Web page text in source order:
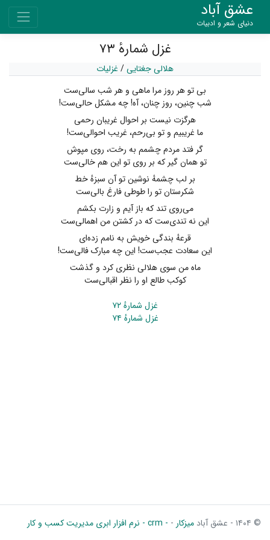
عشق آباد
دنیای شعر و ادبیات
غزل شمارهٔ ۷۳
هلالی جغتایی/ غزلیات
بی تو هر روز مرا ماهی و هر شب سالی‌ست
شب چنین، روز چنان، آه! چه مشکل حالی‌ست!
هرگزت نیست بر احوال غریبان رحمی
ما غریبیم و تو بی‌رحم، غریب احوالی‌ست!
گر فتد مردم چشمم به رخت، روی مپوش
تو همان گیر که بر روی تو این هم خالی‌ست
بر لب چشمهٔ نوشین تو آن سبزهٔ خط
شکرستان تو را طوطی فارغ بالی‌ست
می‌روی تند که باز آیم و زارت بکشم
این نه تندی‌ست که در کشتن من اهمالی‌ست
قرعهٔ بندگی خویش به نامم زده‌ای
این سعادت عجب‌ست! این چه مبارک فالی‌ست!
ماه من سوی هلالی نظری کرد و گذشت
کوکب طالع او را نظر اقبالی‌ست
غزل شمارهٔ ۷۲
غزل شمارهٔ ۷۴
© ۱۴۰۴ - عشق آباد میزکار - - crm - نرم افزار ابری مدیریت کسب و کار